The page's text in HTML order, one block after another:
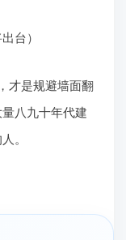
台）
才是规避墙面翻
八九十年代建
。